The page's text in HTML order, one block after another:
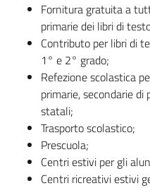
Fornitura gratuita a
primarie dei libri di
Contributo per libri di
1° e 2° grado;
Refezione scolastica
primarie, secondarie di
statali;
Trasporto scolastico;
Prescuola;
Centri estivi per gli
Centri ricreativi estivi